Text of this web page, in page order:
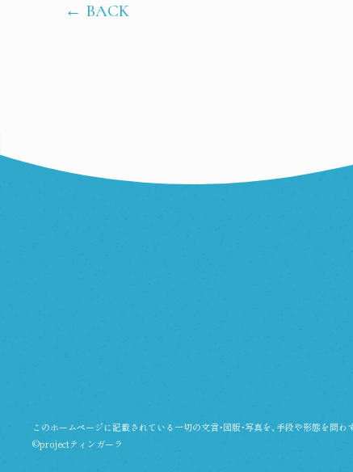
← BACK
このホームページに記載されている一切の文言・図版・写真を、 手段や形態を問わ
©projectティンガーラ